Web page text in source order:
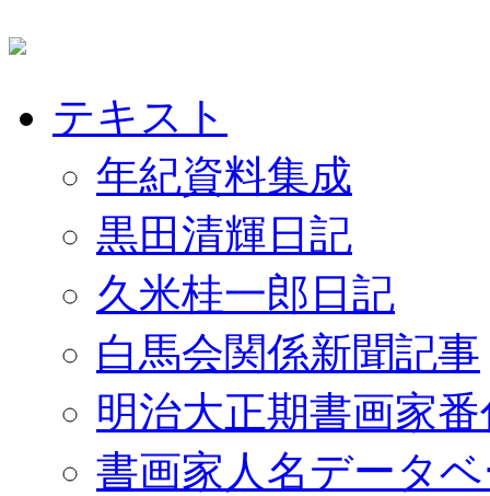
テキスト
年紀資料集成
黒田清輝日記
久米桂一郎日記
白馬会関係新聞記事
明治大正期書画家
書画家人名データ